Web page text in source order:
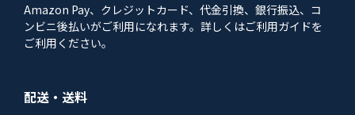
Amazon Pay、クレジットカード、代金引換、銀行振込、コ
ンビニ後払いがご利用になれます。詳しくはご利用ガイドを
ご利用ください。
配送・送料